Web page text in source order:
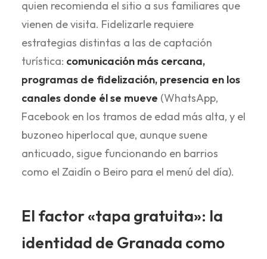
quien recomienda el sitio a sus familiares que
vienen de visita. Fidelizarle requiere
estrategias distintas a las de captación
turística: comunicación más cercana,
programas de fidelización, presencia en los
canales donde él se mueve (WhatsApp,
Facebook en los tramos de edad más alta, y el
buzoneo hiperlocal que, aunque suene
anticuado, sigue funcionando en barrios
como el Zaidín o Beiro para el menú del día).
El factor «tapa gratuita»: la
identidad de Granada como